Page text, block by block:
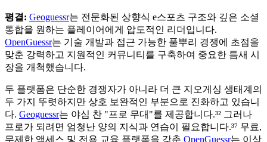
평결: Geoguessr는 전문화된 상향식 e스포츠 구조와 깊은 소셜
통합을 원하는 플레이어에게 압도적인 리더입니다.
OpenGuessr는 기술 개발과 접근 가능한 풀뿌리 경쟁에 초점을
맞춘 강력하고 지원적인 커뮤니티를 구축하여 중요한 틈새 시
장을 개척했습니다.
두 플랫폼은 단순한 경쟁자가 아니라 더 큰 지오게싱 생태계의
두 가지 뚜렷하지만 상호 보완적인 부분으로 진화하고 있습니
다. Geoguessr는 야심 찬 "프로 무대"를 제공합니다.³² 그러나
프로가 되려면 엄청난 양의 지식과 연습이 필요합니다.³⁷ 무료,
무제한 액세스 및 전용 교육 플랫폼을 갖춘 OpenGuessr는 이상